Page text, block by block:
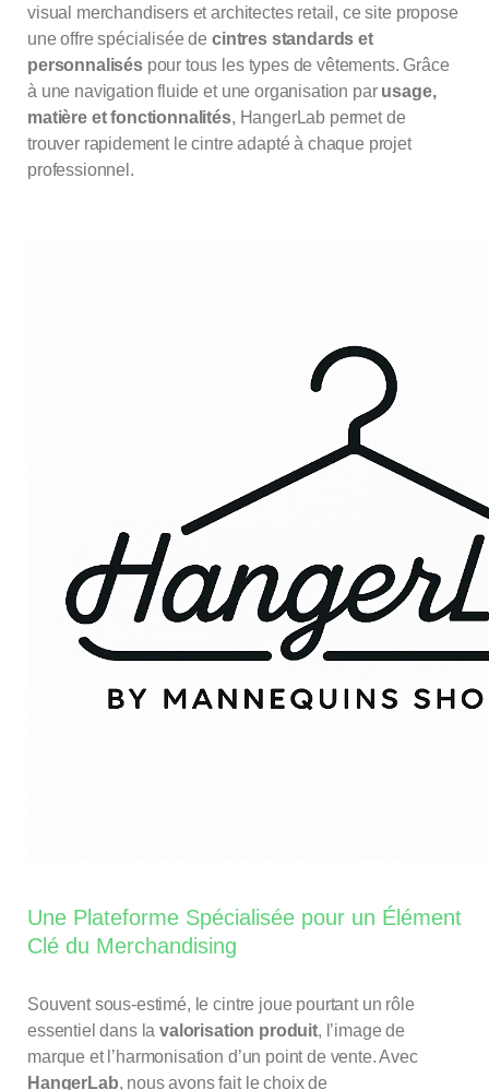
visual merchandisers et architectes retail, ce site propose
une offre spécialisée de cintres standards et
personnaliséspour tous les types de vêtements. Grâce
à une navigation fluide et une organisation par usage,
matière et fonctionnalités, HangerLab permet de
trouver rapidement le cintre adapté à chaque projet
professionnel.
Une Plateforme Spécialisée pour un Élément
Clé du Merchandising
Souvent sous-estimé, le cintre joue pourtant un rôle
essentiel dans lavalorisation produit, l’image de
marque et l’harmonisation d’un point de vente. Avec
HangerLab, nous avons fait le choix de